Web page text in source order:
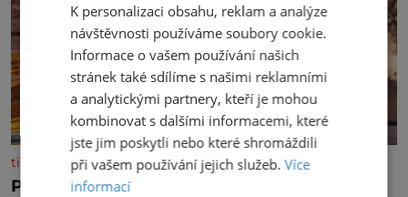
tisicereceptu.cz
Pravá irská káva
K personalizaci obsahu, reklam a analýze
návštěvnosti používáme soubory cookie.
Informace o vašem používání našich
stránek také sdílíme s našimi reklamními
a analytickými partnery, kteří je mohou
kombinovat s dalšími informacemi, které
jste jim poskytli nebo které shromáždili
při vašem používání jejich služeb.Více
informací